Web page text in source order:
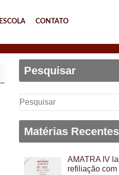
ESCOLA CONTATO
Pesquisar
Pesquisar
por:
Matérias Recentes
AMATRA IV
refiliação